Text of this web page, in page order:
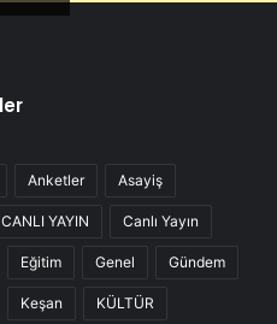
Anketler Asayiş
CANLI YAYIN Canlı Yayın
Eğitim Genel Gündem
Keşan KÜLTÜR